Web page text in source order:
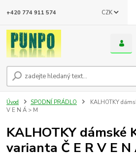
CZK
+420 774 911 574
Úvod SPODNÍ PRÁDLO
KALHOTKY
V E N Á > M
KALHOTKY dámské
varianta Č E R V E N